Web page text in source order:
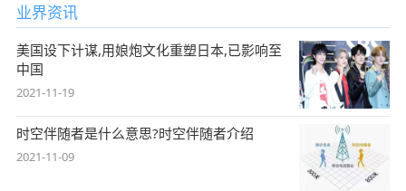
业界资讯
美国设下计谋,用娘炮文化重塑日本,已影响至
中国
2021-11-19
时空伴随者是什么意思?时空伴随者介绍
2021-11-09